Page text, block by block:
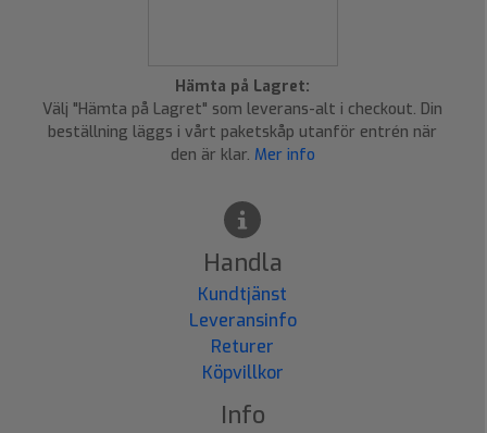
Hämta på Lagret:
Välj "Hämta på Lagret" som leverans-alt i checkout. Din
beställning läggs i vårt paketskåp utanför entrén när
den är klar. Mer info
Handla
Kundtjänst
Leveransinfo
Returer
Köpvillkor
Info